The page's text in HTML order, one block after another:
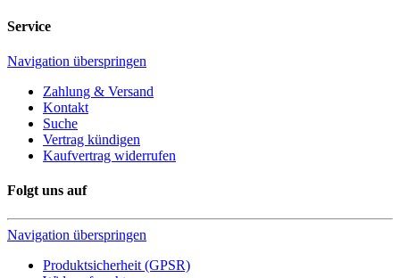
Service
Navigation überspringen
Zahlung & Versand
Kontakt
Suche
Vertrag kündigen
Kaufvertrag widerrufen
Folgt uns auf
Navigation überspringen
Produktsicherheit (GPSR)